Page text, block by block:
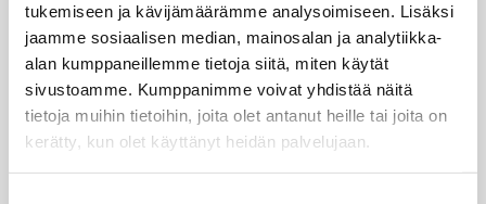
tukemiseen ja kävijämäärämme analysoimiseen. Lisäksi
jaamme sosiaalisen median, mainosalan ja analytiikka-
alan kumppaneillemme tietoja siitä, miten käytät
sivustoamme. Kumppanimme voivat yhdistää näitä
tietoja muihin tietoihin, joita olet antanut heille tai joita on
kerätty, kun olet käyttänyt heidän palvelujaan.
JOBI
TYÖELÄMÄOPAS
Työnhaku